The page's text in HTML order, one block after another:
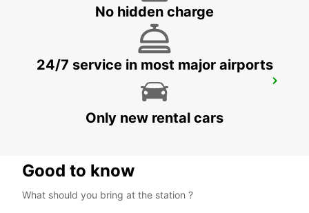
No hidden charge
24/7 service in most major airports
Only new rental cars
Good to know
What should you bring at the station ?